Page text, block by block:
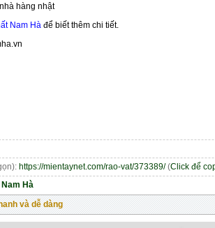
Nam Hà để biết thêm chi tiết.
https://mientaynet.com/rao-vat/373389/(Click để
Hà
và dễ dàng